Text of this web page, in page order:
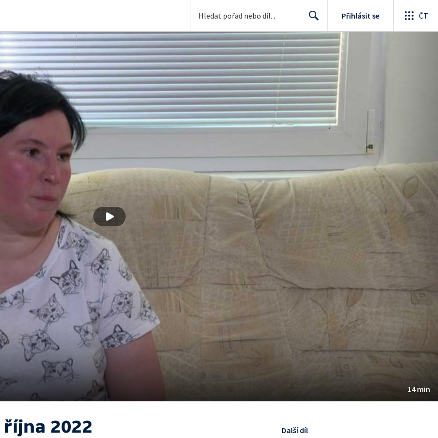
Search
Přihlásit se ČT
14 min
října 2022 Další díl